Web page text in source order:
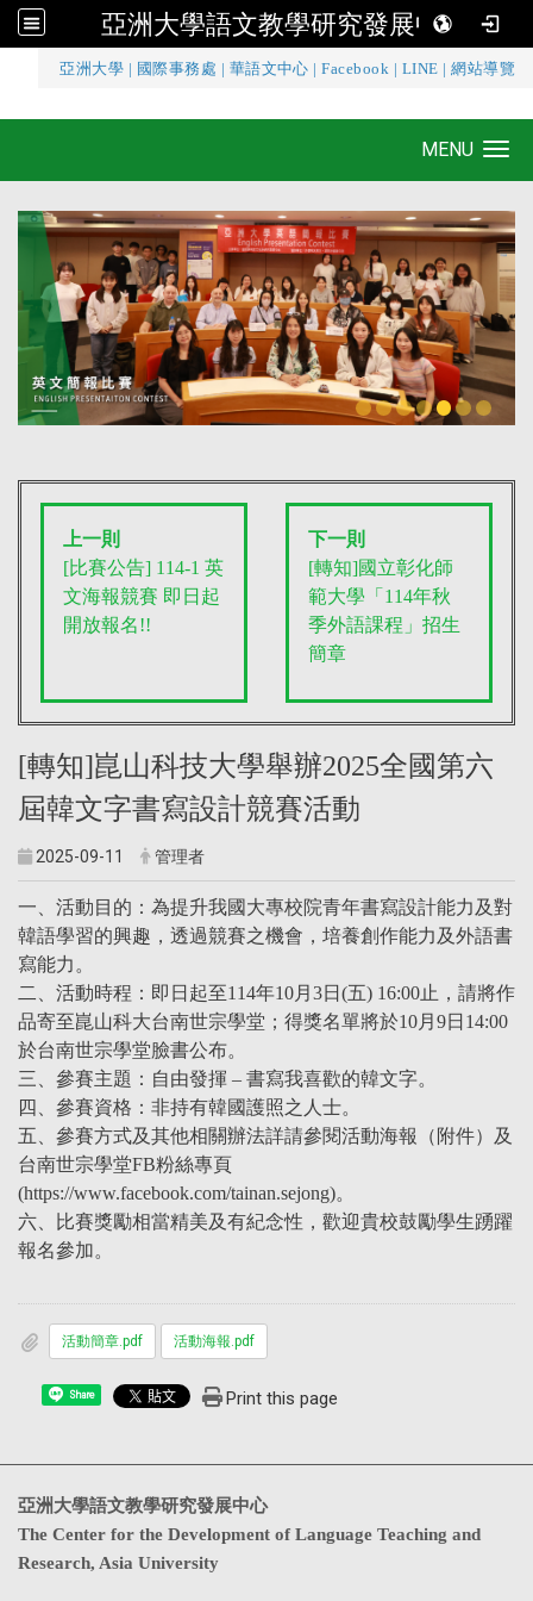
亞洲大學語文教學研究發展中心
亞洲大學 國際事務處 華語文中心 |Facebook LINE |網站導覽
亞洲大學語文教學研究發展中心
MENU
上一則
[比賽公告] 114-1 英
文海報競賽 即日起
開放報名!!
下一則
[轉知]國立彰化師
範大學「114年秋
季外語課程」招生
簡章
[轉知]崑山科技大學舉辦2025全國第六
屆韓文字書寫設計競賽活動
2025-09-11 管理者
一、活動目的：為提升我國大專校院青年書寫設計能力及對
韓語學習的興趣，透過競賽之機會，培養創作能力及外語書
寫能力。
二、活動時程：即日起至114年10月3日(五) 16:00止，請將作
品寄至崑山科大台南世宗學堂；得獎名單將於10月9日14:00
於台南世宗學堂臉書公布。
三、參賽主題：自由發揮 – 書寫我喜歡的韓文字。
四、參賽資格：非持有韓國護照之人士。
五、參賽方式及其他相關辦法詳請參閱活動海報（附件）及
台南世宗學堂FB粉絲專頁
(https://www.facebook.com/tainan.sejong)。
六、比賽獎勵相當精美及有紀念性，歡迎貴校鼓勵學生踴躍
報名參加。
活動簡章.pdf 活動海報.pdf
Share Print this page
亞洲大學語文教學研究發展中心
The Center for the Development of Language Teaching and
Research, Asia University